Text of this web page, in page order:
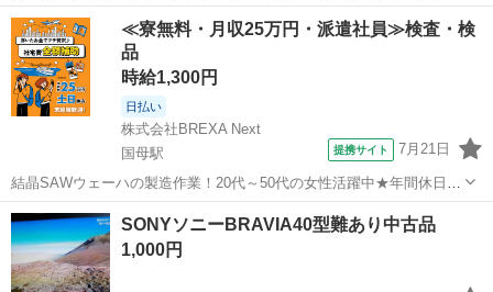
す。
山梨 中巨摩郡 国母駅 テレビ
≪寮無料・月収25万円・派遣社員≫検査・検
品
時給1,300円
日払い
株式会社BREXA Next
国母駅
提携サイト 7月21日
結晶SAWウェーハの製造作業！20代～50代の女性活躍中★年間休日
120日＆土日祝休み！クリーンルーム内でのお仕事！日払い制度利用可
◎正社員登用制度あり！マイカー通勤可！《山梨県中巨摩郡昭和町》
人気の工場のお仕事 ◇結晶...
山梨 国母駅
SONYソニーBRAVIA40型難あり中古品
1,000円